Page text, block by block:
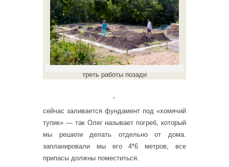
треть работы позади
。
сейчас заливается фундамент под «хомячий
тупик» — так Олег называет погреб, который
мы решили делать отдельно от дома.
запланировали мы его 4*6 метров, все
припасы должны поместиться.